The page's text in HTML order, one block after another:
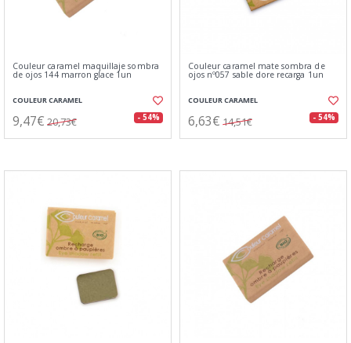
Couleur caramel maquillaje sombra
de ojos 144 marron glace 1un
COULEUR CARAMEL
9,47€ 20,73€ - 54%
Couleur caramel mate sombra de
ojos nº057 sable dore recarga 1un
COULEUR CARAMEL
6,63€ 14,51€ - 54%